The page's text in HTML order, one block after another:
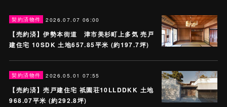
契約済物件 2026.07.07 06:00
【売約済】伊勢本街道 津市美杉町上多気 売戸
建住宅 10SDK 土地657.85平米 (約197.7坪)
契約済物件 2026.05.01 07:55
【売約済】売戸建住宅 祇園荘10LLDDKK 土地
968.07平米 (約292.8坪)